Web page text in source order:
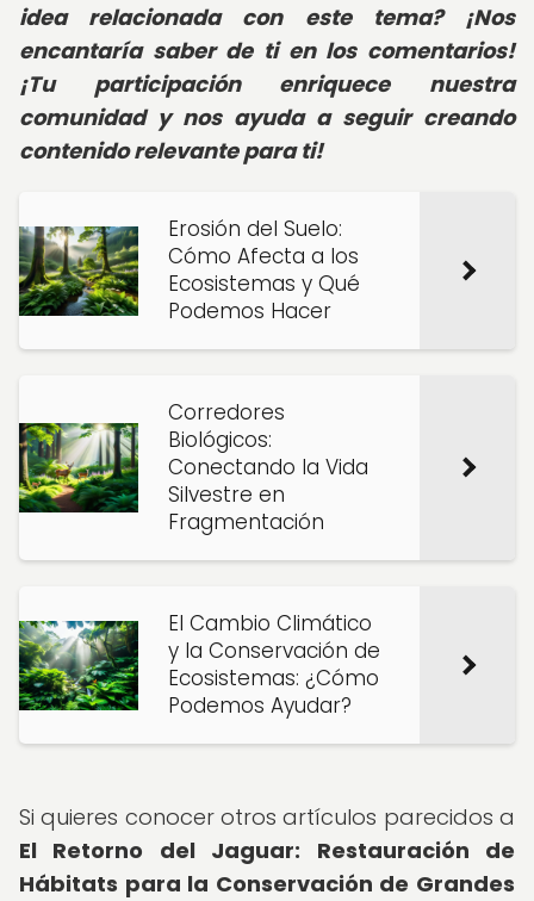
idea relacionada con este tema? ¡Nos
encantaría saber de ti en los comentarios!
¡Tu participación enriquece nuestra
comunidad y nos ayuda a seguir creando
contenido relevante para ti!
Erosión del Suelo:
Cómo Afecta a los
Ecosistemas y Qué
Podemos Hacer
Corredores
Biológicos:
Conectando la Vida
Silvestre en
Fragmentación
El Cambio Climático
y la Conservación de
Ecosistemas: ¿Cómo
Podemos Ayudar?
Si quieres conocer otros artículos parecidos a
El Retorno del Jaguar: Restauración de
Hábitats para la Conservación de Grandes